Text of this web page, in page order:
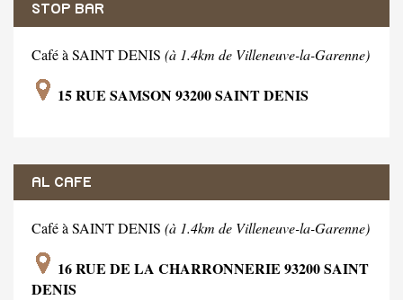
STOP BAR
Café à SAINT DENIS (à 1.4km de Villeneuve-la-Garenne)
15 RUE SAMSON 93200 SAINT DENIS
AL CAFE
Café à SAINT DENIS (à 1.4km de Villeneuve-la-Garenne)
16 RUE DE LA CHARRONNERIE 93200 SAINT
DENIS